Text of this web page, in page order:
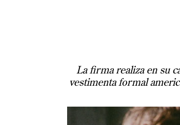
La firma realiza en su
vestimenta formal